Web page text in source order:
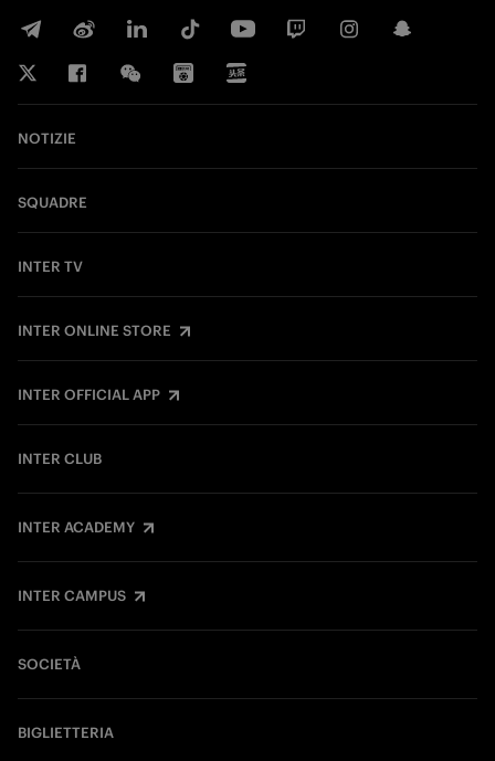
NOTIZIE
SQUADRE
INTER TV
INTER ONLINE STORE
INTER OFFICIAL APP
INTER CLUB
INTER ACADEMY
INTER CAMPUS
SOCIETÀ
BIGLIETTERIA